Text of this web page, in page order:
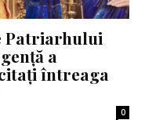
Patriarhului
a
întreaga
0